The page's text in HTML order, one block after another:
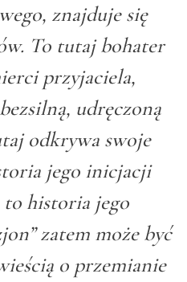
znajduje się
To tutaj bohater
przyjaciela,
udręczoną
odkrywa swoje
jego inicjacji
to historia jego
zatem może być
o przemianie